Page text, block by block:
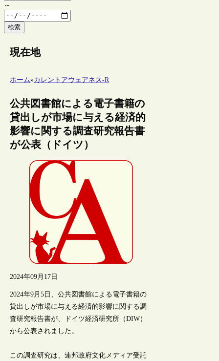
～
検索
現在地
ホーム»カレントアウェアネス-R
公共図書館による電子書籍の
貸出しが市場に与える経済的
影響に関する調査研究報告書
が公表（ドイツ）
2024年09月17日
2024年9月5日、公共図書館による電子書籍の
貸出しが市場に与える経済的影響に関する調
査研究報告書が、ドイツ経済研究所（DIW）
から公表されました。
この調査研究は、連邦政府文化メディア受託